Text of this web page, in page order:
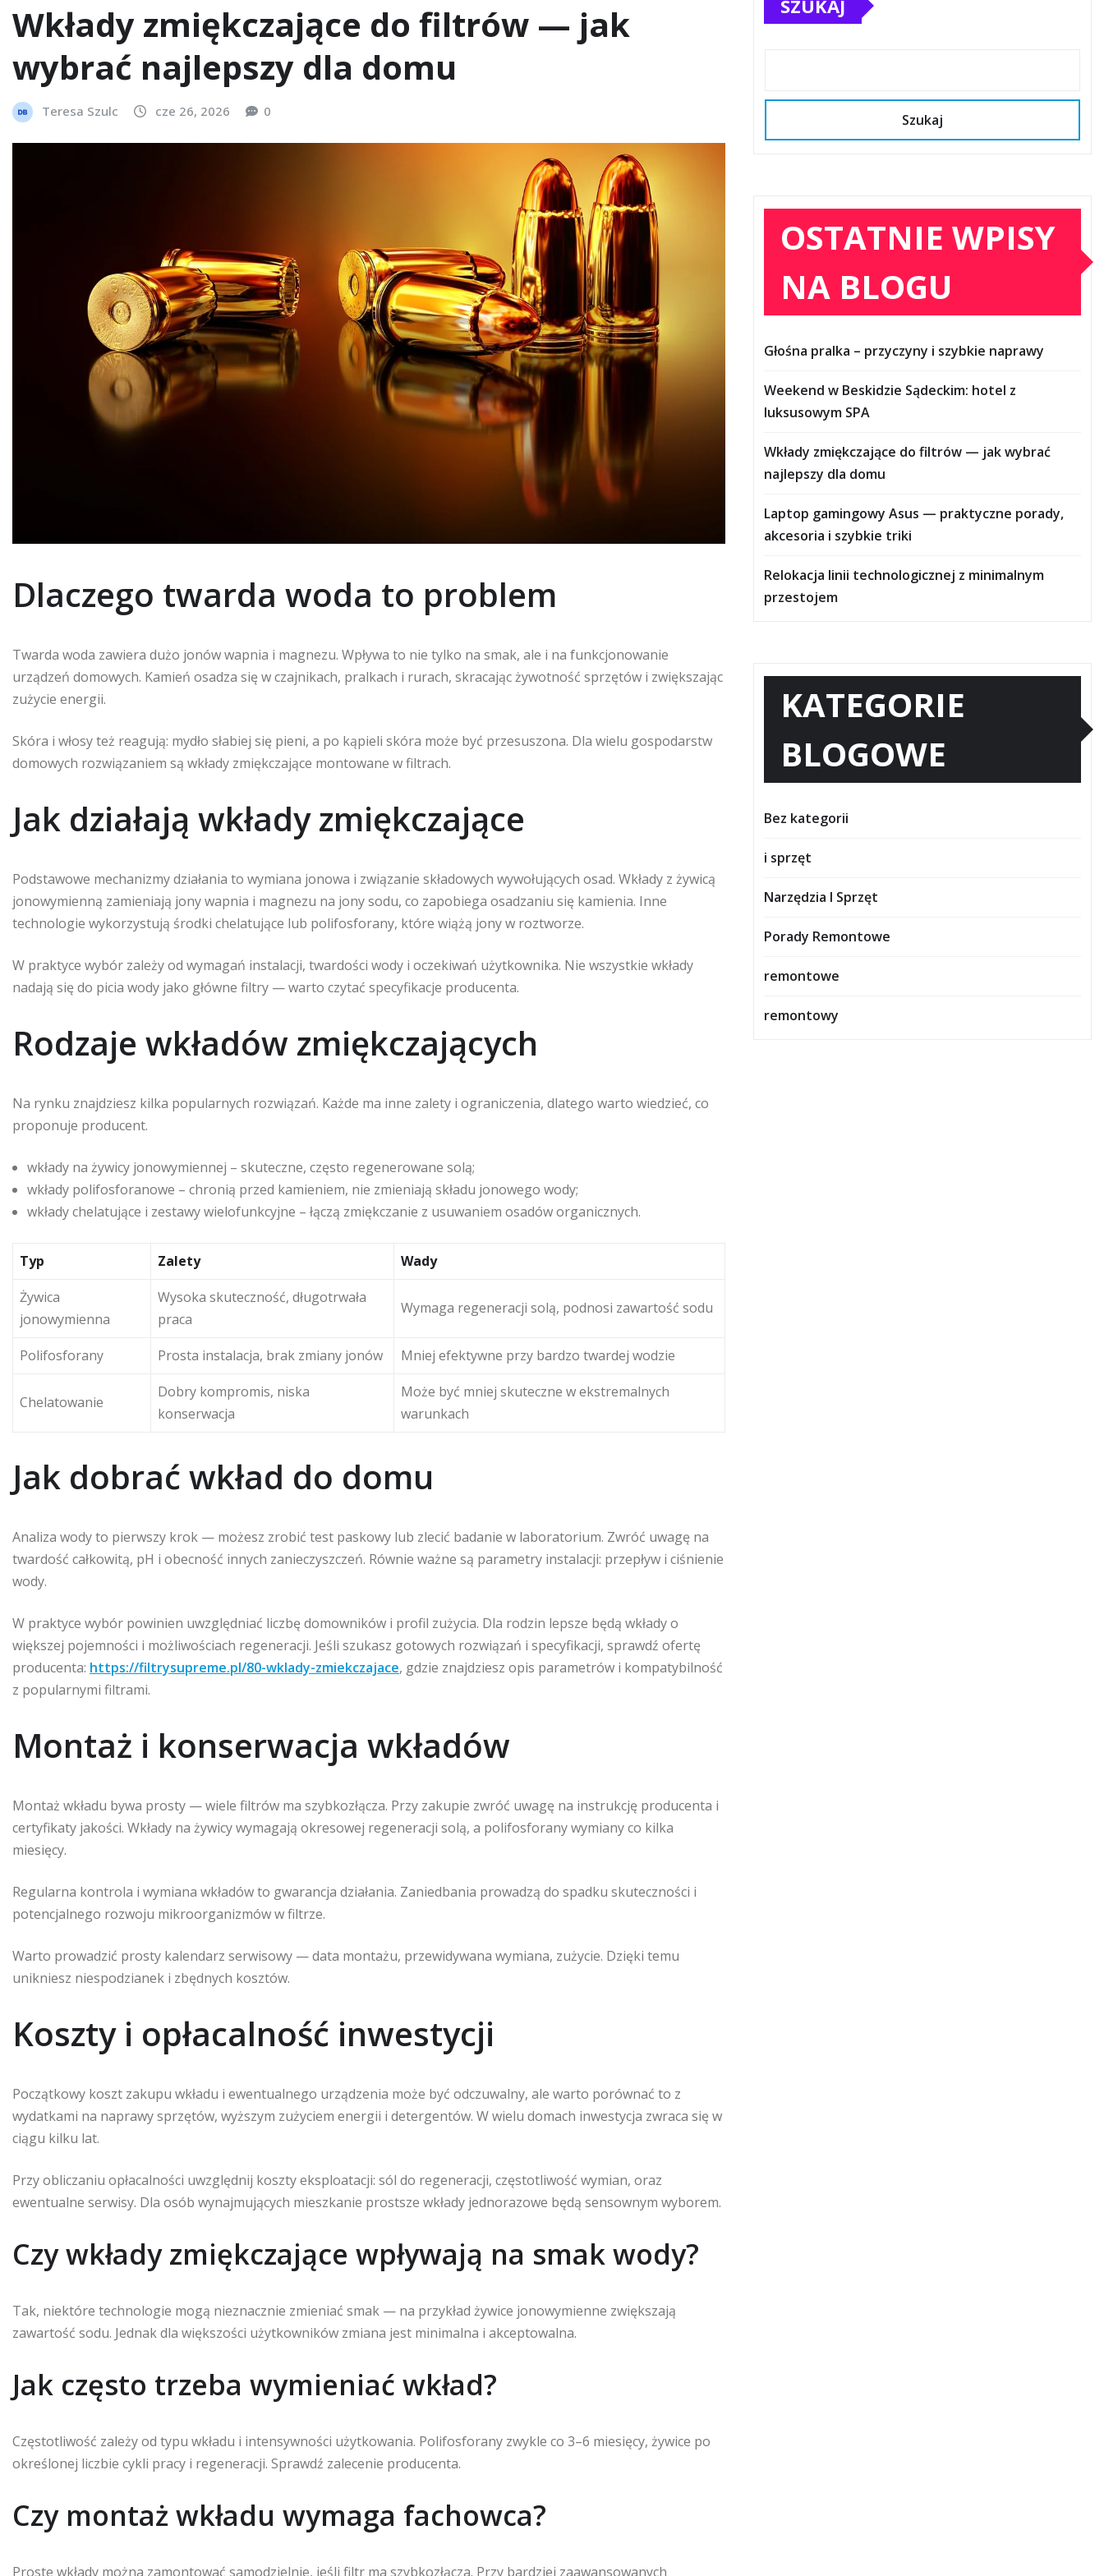
Wkłady zmiękczające do filtrów — jak
wybrać najlepszy dla domu
Teresa Szulc cze 26, 2026 0
Dlaczego twarda woda to problem
Twarda woda zawiera dużo jonów wapnia i magnezu. Wpływa to nie tylko na smak, ale i na funkcjonowanie
urządzeń domowych. Kamień osadza się w czajnikach, pralkach i rurach, skracając żywotność sprzętów i zwiększając
zużycie energii.
Skóra i włosy też reagują: mydło słabiej się pieni, a po kąpieli skóra może być przesuszona. Dla wielu gospodarstw
domowych rozwiązaniem są wkłady zmiękczające montowane w filtrach.
Jak działają wkłady zmiękczające
Podstawowe mechanizmy działania to wymiana jonowa i związanie składowych wywołujących osad. Wkłady z żywicą
jonowymienną zamieniają jony wapnia i magnezu na jony sodu, co zapobiega osadzaniu się kamienia. Inne
technologie wykorzystują środki chelatujące lub polifosforany, które wiążą jony w roztworze.
W praktyce wybór zależy od wymagań instalacji, twardości wody i oczekiwań użytkownika. Nie wszystkie wkłady
nadają się do picia wody jako główne filtry — warto czytać specyfikacje producenta.
Rodzaje wkładów zmiękczających
Na rynku znajdziesz kilka popularnych rozwiązań. Każde ma inne zalety i ograniczenia, dlatego warto wiedzieć, co
proponuje producent.
wkłady na żywicy jonowymiennej – skuteczne, często regenerowane solą;
wkłady polifosforanowe – chronią przed kamieniem, nie zmieniają składu jonowego wody;
wkłady chelatujące i zestawy wielofunkcyjne – łączą zmiękczanie z usuwaniem osadów organicznych.
Typ Zalety
Wady
Żywica
jonowymienna
Wysoka skuteczność, długotrwała
praca
Wymaga regeneracji solą, podnosi zawartość sodu
Polifosforany Prosta instalacja, brak zmiany jonów Mniej efektywne przy bardzo twardej wodzie
Chelatowanie
Dobry kompromis, niska
konserwacja
Może być mniej skuteczne w ekstremalnych
warunkach
Jak dobrać wkład do domu
Analiza wody to pierwszy krok — możesz zrobić test paskowy lub zlecić badanie w laboratorium. Zwróć uwagę na
twardość całkowitą, pH i obecność innych zanieczyszczeń. Równie ważne są parametry instalacji: przepływ i ciśnienie
wody.
W praktyce wybór powinien uwzględniać liczbę domowników i profil zużycia. Dla rodzin lepsze będą wkłady o
większej pojemności i możliwościach regeneracji. Jeśli szukasz gotowych rozwiązań i specyfikacji, sprawdź ofertę
producenta: https://filtrysupreme.pl/80-wklady-zmiekczajace, gdzie znajdziesz opis parametrów i kompatybilność
z popularnymi filtrami.
Montaż i konserwacja wkładów
Montaż wkładu bywa prosty — wiele filtrów ma szybkozłącza. Przy zakupie zwróć uwagę na instrukcję producenta i
certyfikaty jakości. Wkłady na żywicy wymagają okresowej regeneracji solą, a polifosforany wymiany co kilka
miesięcy.
Regularna kontrola i wymiana wkładów to gwarancja działania. Zaniedbania prowadzą do spadku skuteczności i
potencjalnego rozwoju mikroorganizmów w filtrze.
Warto prowadzić prosty kalendarz serwisowy — data montażu, przewidywana wymiana, zużycie. Dzięki temu
unikniesz niespodzianek i zbędnych kosztów.
Koszty i opłacalność inwestycji
Początkowy koszt zakupu wkładu i ewentualnego urządzenia może być odczuwalny, ale warto porównać to z
wydatkami na naprawy sprzętów, wyższym zużyciem energii i detergentów. W wielu domach inwestycja zwraca się w
ciągu kilku lat.
Przy obliczaniu opłacalności uwzględnij koszty eksploatacji: sól do regeneracji, częstotliwość wymian, oraz
ewentualne serwisy. Dla osób wynajmujących mieszkanie prostsze wkłady jednorazowe będą sensownym wyborem.
Czy wkłady zmiękczające wpływają na smak wody?
Tak, niektóre technologie mogą nieznacznie zmieniać smak — na przykład żywice jonowymienne zwiększają
zawartość sodu. Jednak dla większości użytkowników zmiana jest minimalna i akceptowalna.
Jak często trzeba wymieniać wkład?
Częstotliwość zależy od typu wkładu i intensywności użytkowania. Polifosforany zwykle co 3–6 miesięcy, żywice po
określonej liczbie cykli pracy i regeneracji. Sprawdź zalecenie producenta.
Czy montaż wkładu wymaga fachowca?
Proste wkłady można zamontować samodzielnie, jeśli filtr ma szybkozłącza. Przy bardziej zaawansowanych
SZUKAJ
Szukaj
OSTATNIE WPISY
NA BLOGU
Głośna pralka – przyczyny i szybkie naprawy
Weekend w Beskidzie Sądeckim: hotel z
luksusowym SPA
Wkłady zmiękczające do filtrów — jak wybrać
najlepszy dla domu
Laptop gamingowy Asus — praktyczne porady,
akcesoria i szybkie triki
Relokacja linii technologicznej z minimalnym
przestojem
KATEGORIE
BLOGOWE
Bez kategorii
i sprzęt
Narzędzia I Sprzęt
Porady Remontowe
remontowe
remontowy